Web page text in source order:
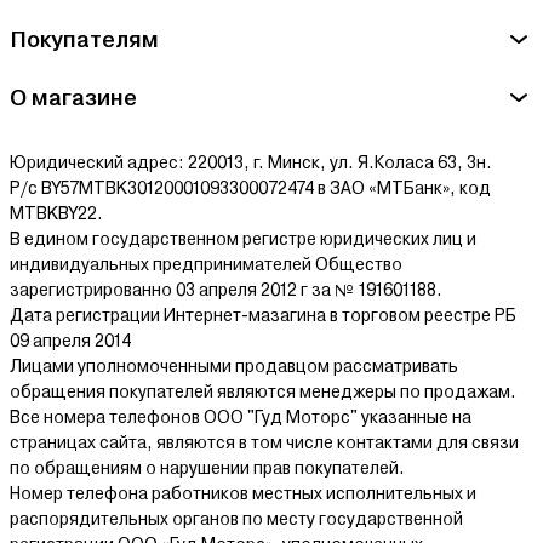
здесь.
Покупателям
О магазине
Юридический адрес: 220013, г. Минск, ул. Я.Коласа 63, 3н.
Р/с BY57MTBK30120001093300072474 в ЗАО «МТБанк», код
MTBKBY22.
В едином государственном регистре юридических лиц и
индивидуальных предпринимателей Общество
зарегистрированно 03 апреля 2012 г за № 191601188.
Дата регистрации Интернет-мазагина в торговом реестре РБ
09 апреля 2014
Лицами уполномоченными продавцом рассматривать
обращения покупателей являются менеджеры по продажам.
Все номера телефонов ООО "Гуд Моторс" указанные на
страницах сайта, являются в том числе контактами для связи
по обращениям о нарушении прав покупателей.
Номер телефона работников местных исполнительных и
распорядительных органов по месту государственной